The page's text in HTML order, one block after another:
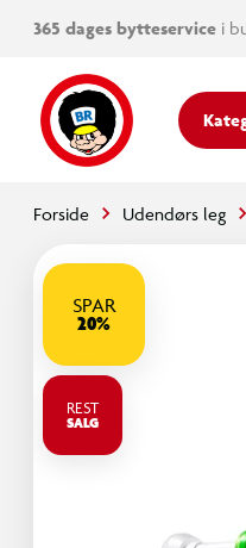
365 dages bytteservice i
Forside Udendørs leg
SPAR
20%
REST
SALG